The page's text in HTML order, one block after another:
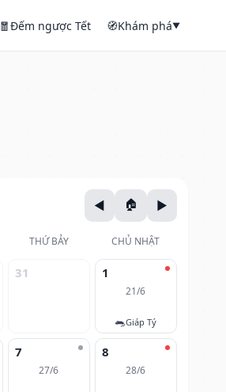
🧧Đếm ngược Tết 🧭Khám phá▼
THỨ BẢY CHỦ NHẬT
31 1
21/6
🐀Giáp Tý
7
27/6
8
28/6